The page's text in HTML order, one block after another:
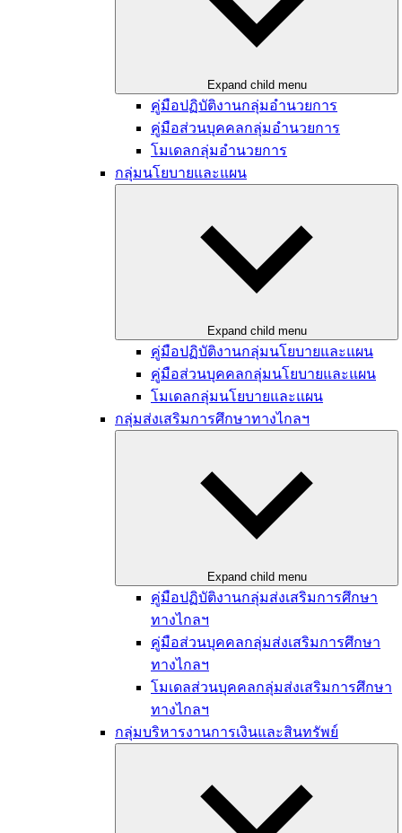
Expand child menu
คู่มือปฏิบัติงานกลุ่มอำนวยการ
คู่มือส่วนบุคคลกลุ่มอำนวยการ
โมเดลกลุ่มอำนวยการ
กลุ่มนโยบายและแผน
Expand child menu
คู่มือปฏิบัติงานกลุ่มนโยบายและแผน​
คู่มือส่วนบุคคลกลุ่มนโยบายและแผน
โมเดลกลุ่มนโยบายและแผน
กลุ่มส่งเสริมการศึกษาทางไกลฯ
Expand child menu
คู่มือปฏิบัติงานกลุ่มส่งเสริมการศึกษา
ทางไกลฯ
คู่มือส่วนบุคคลกลุ่มส่งเสริมการศึกษา
ทางไกลฯ
โมเดลส่วนบุคคลกลุ่มส่งเสริมการศึกษา
ทางไกลฯ
กลุ่มบริหารงานการเงินและสินทรัพย์